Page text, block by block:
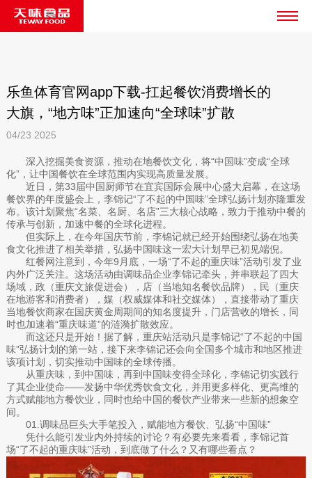
乐鱼体育官网app下载-扛起餐饮消费增长的
大旗，“地方味”正加速向“全球味”扩散
04/23 2025
深入挖掘美食资源，推动在地餐饮文化，将“中国味”变成“全球
化”，让中国餐饮在全球范围内实现高质量发展。
近日，第33届中国厨师节在宜宾国际会展中心盛大启幕，在这场
餐饮界的年度盛会上，李锦记“了不起的中国味”全球弘扬计划亦隆重发
布。该计划聚焦“名菜、名厨、名店”三大核心战略，致力于推动中餐的
传承与创新，加速中餐的全球化进程。
但实际上，在今年国庆节前，李锦记就已经开始围绕弘扬在地美
食文化推进了相关举措，弘扬中国味这一宏大计划早已初见端倪。
红餐网注意到，今年9月底，一场“了不起的重庆味”活动引发了业
内外广泛关注。这场活动由调味品企业李锦记牵头，并串联起了四大
场域，政（重庆文旅促进会），店（当地知名餐饮品牌），民（重庆
在地游客和消费者），媒（权威媒体和社交媒体），直接带动了重庆
当地餐饮商家在国庆黄金周期间的知名度提升，门店营收的增长，同
时也加速着“重庆味道”的涟漪扩散效应。
而这还只是开始！据了解，重庆站活动只是李锦记“了不起的中国
味”弘扬计划的第一站，接下来李锦记还会向全国多个城市和地区推进
该项计划，切实推动中国味的全球传播。
从重庆味，到中国味，再到中国味变得全球化，李锦记切实践行
了其企业使命——发扬中华优秀饮食文化，并用更多样化、更高维的
方式赋能地方餐饮业，同时也给中国的餐饮产业带来一些新的想象空
间。
01.调味品巨头大手笔投入，赋能地方餐饮、弘扬“中国味”
凭什么能引发业内外持续的讨论？有必要先来看看，李锦记首
场“了不起的重庆味”活动，到底做了什么？又有哪些看点？